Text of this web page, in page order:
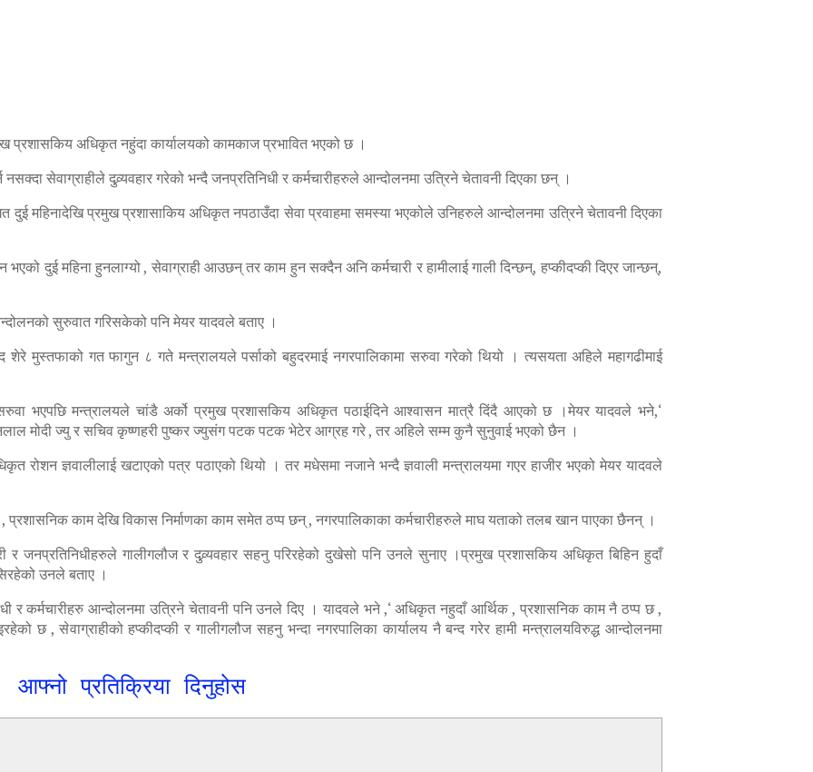
प्रशासकिय अधिकृत नहुंदा कार्यालयको कामकाज प्रभावित भएको छ ।
सेवाग्राहीले दुव्र्यवहार गरेको भन्दै जनप्रतिनिधी र कर्मचारीहरुले आन्दोलनमा उत्रिने चेतावनी दिएका छन् ।
दुई महिनादेखि प्रमुख प्रशासाकिय अधिकृत नपठाउँदा सेवा प्रवाहमा समस्या भएकोले उनिहरुले आन्दोलनमा उत्रिने चेतावनी दिएका
दुई महिना हुनलाग्यो , सेवाग्राही आउछन् तर काम हुन सक्दैन अनि कर्मचारी र हामीलाई गाली दिन्छन्, हप्कीदप्की दिएर जान्छन्,
सुरुवात गरिसकेको पनि मेयर यादवले बताए ।
मुस्तफाको गत फागुन ८ गते मन्त्रालयले पर्साको बहुदरमाई नगरपालिकामा सरुवा गरेको थियो । त्यसयता अहिले महागढीमाई
भएपछि मन्त्रालयले चांडै अर्को प्रमुख प्रशासकिय अधिकृत पठाईदिने आश्वासन मात्रै दिंदै आएको छ ।मेयर यादवले भने,‘
मोदी ज्यु र सचिव कृष्णहरी पुष्कर ज्युसंग पटक पटक भेटेर आग्रह गरे , तर अहिले सम्म कुनै सुनुवाई भएको छैन ।
रोशन ज्ञवालीलाई खटाएको पत्र पठाएको थियो । तर मधेसमा नजाने भन्दै ज्ञवाली मन्त्रालयमा गएर हाजीर भएको मेयर यादवले
काम देखि विकास निर्माणका काम समेत ठप्प छन् , नगरपालिकाका कर्मचारीहरुले माघ यताको तलब खान पाएका छैनन् ।
र जनप्रतिनिधीहरुले गालीगलौज र दुव्र्यवहार सहनु परिरहेको दुखेसो पनि उनले सुनाए ।प्रमुख प्रशासकिय अधिकृत बिहिन हुदाँ
उनले बताए ।
र कर्मचारीहरु आन्दोलनमा उत्रिने चेतावनी पनि उनले दिए । यादवले भने ,‘ अधिकृत नहुदाँ आर्थिक , प्रशासनिक काम नै ठप्प छ ,
छ , सेवाग्राहीको हप्कीदप्की र गालीगलौज सहनु भन्दा नगरपालिका कार्यालय नै बन्द गरेर हामी मन्त्रालयविरुद्ध आन्दोलनमा
आफ्नो प्रतिक्रिया दिनुहोस